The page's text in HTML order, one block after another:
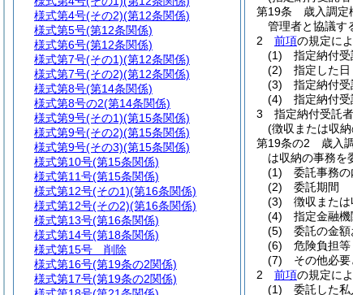
第19条
歳入調定
管理者と協議す
2
前項の規定に
(1)
指定納付
(2)
指定した日
(3)
指定納付受
(4)
指定納付
3
指定納付受託
(徴収または収
第19条の2
歳入
は収納の事務を
(1)
委託事務の
(2)
委託期間
(3)
徴収また
(4)
指定金融
(5)
委託の金
(6)
危険負担等
(7)
その他必
2
前項の規定に
(1)
委託した私
様式第4号(その2)(第12条関係)
様式第5号(第12条関係)
様式第6号(第12条関係)
様式第7号(その1)(第12条関係)
様式第7号(その2)(第12条関係)
様式第8号(第14条関係)
様式第8号の2(第14条関係)
様式第9号(その1)(第15条関係)
様式第9号(その2)(第15条関係)
様式第9号(その3)(第15条関係)
様式第10号(第15条関係)
様式第11号(第15条関係)
様式第12号(その1)(第16条関係)
様式第12号(その2)(第16条関係)
様式第13号(第16条関係)
様式第14号(第18条関係)
様式第15号 削除
様式第16号(第19条の2関係)
様式第17号(第19条の2関係)